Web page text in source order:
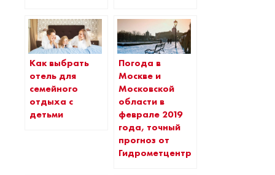
Как выбрать
отель для
семейного
отдыха с
детьми
Погода в
Москве и
Московской
области в
феврале 2019
года, точный
прогноз от
Гидрометцентра